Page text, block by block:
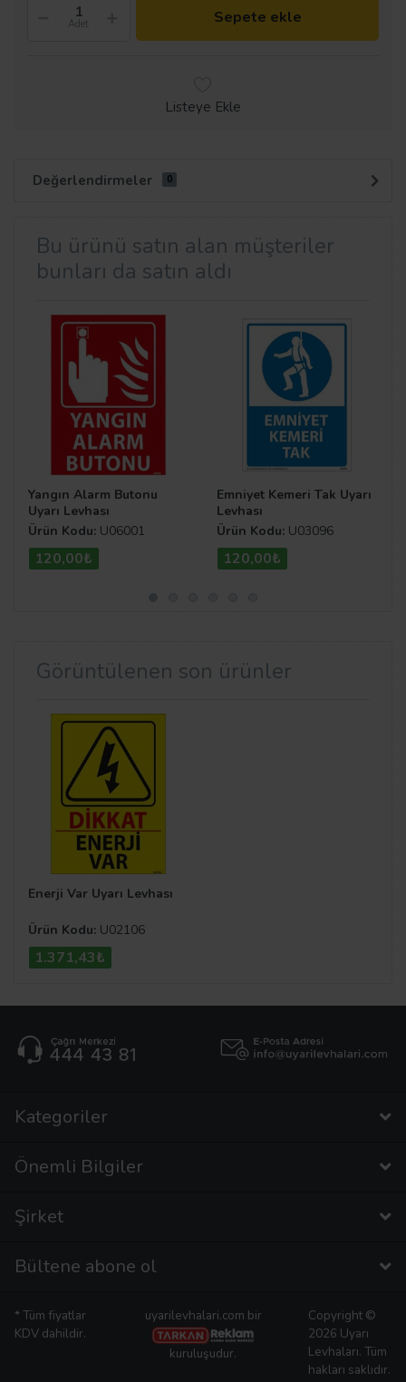
Adet Sepete ekle
Listeye Ekle
Değerlendirmeler 0
Bu ürünü satın alan müşteriler
bunları da satın aldı
Yangın Alarm Butonu
Uyarı Levhası
Ürün Kodu: U06001
120,00₺
Emniyet Kemeri Tak Uyarı
Levhası
Ürün Kodu: U03096
120,00₺
Görüntülenen son ürünler
Enerji Var Uyarı Levhası
Ürün Kodu: U02106
1.371,43₺
Kategoriler
Önemli Bilgiler
Şirket
Bültene abone ol
* Tüm fiyatlar
KDV dahildir.
uyarilevhalari.com bir
kuruluşudur.
Copyright ©
2026 Uyarı
Levhaları. Tüm
hakları saklıdır.